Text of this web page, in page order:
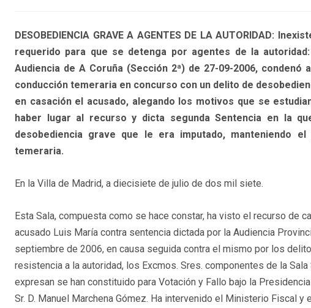
DESOBEDIENCIA GRAVE A AGENTES DE LA AUTORIDAD:
requerido para que se detenga por agentes de la
Audiencia de A Coruña (Sección 2ª) de 27-09-2006,
conducción temeraria en concurso con un delito de
en casación el acusado, alegando los motivos que se
haber lugar al recurso y dicta segunda Sentencia en la
desobediencia grave que le era imputado, manteniendo
temeraria.
En la Villa de Madrid, a diecisiete de julio de dos mil siete.
Esta Sala, compuesta como se hace constar, ha visto el recurso de
acusado Luis María contra sentencia dictada por la Audiencia
septiembre de 2006, en causa seguida contra el mismo por los
resistencia a la autoridad, los Excmos. Sres. componentes de la
expresan se han constituido para Votación y Fallo bajo la
Sr. D. Manuel Marchena Gómez. Ha intervenido el Ministerio Fiscal